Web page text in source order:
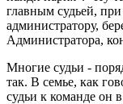
главным судьей, при
администратору,
Администратора,
Многие судьи -
так. В семье, как
судьи к команде он